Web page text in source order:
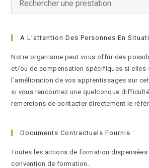
A L’attention Des Personnes En
Notre organisme peut vous offrir des
et/ou de compensation spécifiques si elles
l’amélioration de vos apprentissages sur
si vous rencontrez une quelconque
remercions de contacter directement le
Documents Contractuels Fournis :
Toutes les actions de formation dispensées
convention de formation.